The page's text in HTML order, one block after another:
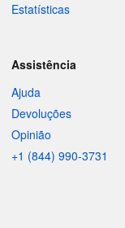
Estatísticas
Assistência
Ajuda
Devoluções
Opinião
+1 (844) 990-3731